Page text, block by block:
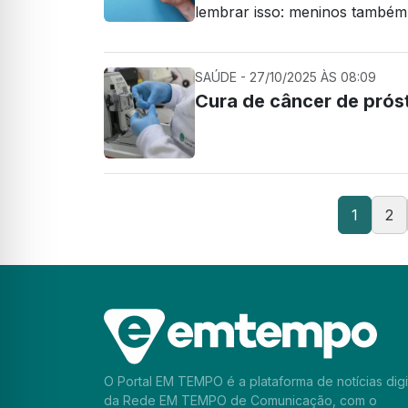
lembrar isso: meninos
SAÚDE - 27/10/2025 ÀS 08:09
Cura de câncer de
1 2
O Portal EM TEMPO é a plataforma de notícias
da Rede EM TEMPO de Comunicação, com o